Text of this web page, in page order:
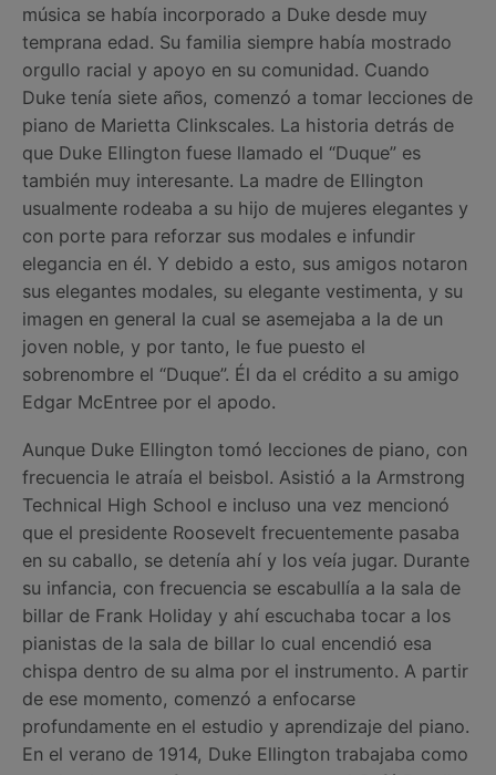
música se había incorporado a Duke desde muy
temprana edad. Su familia siempre había mostrado
orgullo racial y apoyo en su comunidad. Cuando
Duke tenía siete años, comenzó a tomar lecciones de
piano de Marietta Clinkscales. La historia detrás de
que Duke Ellington fuese llamado el “Duque” es
también muy interesante. La madre de Ellington
usualmente rodeaba a su hijo de mujeres elegantes y
con porte para reforzar sus modales e infundir
elegancia en él. Y debido a esto, sus amigos notaron
sus elegantes modales, su elegante vestimenta, y su
imagen en general la cual se asemejaba a la de un
joven noble, y por tanto, le fue puesto el
sobrenombre el “Duque”. Él da el crédito a su amigo
Edgar McEntree por el apodo.
Aunque Duke Ellington tomó lecciones de piano, con
frecuencia le atraía el beisbol. Asistió a la Armstrong
Technical High School e incluso una vez mencionó
que el presidente Roosevelt frecuentemente pasaba
en su caballo, se detenía ahí y los veía jugar. Durante
su infancia, con frecuencia se escabullía a la sala de
billar de Frank Holiday y ahí escuchaba tocar a los
pianistas de la sala de billar lo cual encendió esa
chispa dentro de su alma por el instrumento. A partir
de ese momento, comenzó a enfocarse
profundamente en el estudio y aprendizaje del piano.
En el verano de 1914, Duke Ellington trabajaba como